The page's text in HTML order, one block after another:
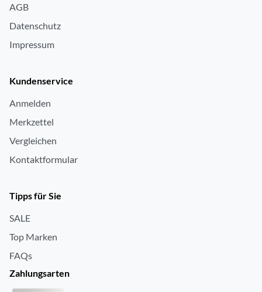
AGB
Datenschutz
Impressum
Kundenservice
Anmelden
Merkzettel
Vergleichen
Kontaktformular
Tipps für Sie
SALE
Top Marken
FAQs
Zahlungsarten